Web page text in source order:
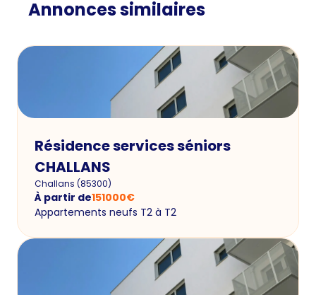
Annonces similaires
Résidence services séniors
CHALLANS
Challans (85300)
À partir de151000€
Appartements neufs T2 à T2